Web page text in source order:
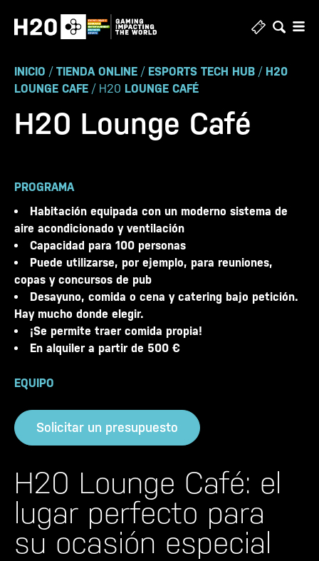
INICIO / TIENDA ONLINE / ESPORTS TECH HUB / H20
LOUNGE CAFE / H20 LOUNGE CAFÉ
H20 Lounge Café
PROGRAMA
Habitación equipada con un moderno sistema de
aire acondicionado y ventilación
Capacidad para 100 personas
Puede utilizarse, por ejemplo, para reuniones,
copas y concursos de pub
Desayuno, comida o cena y catering bajo petición.
Hay mucho donde elegir.
¡Se permite traer comida propia!
En alquiler a partir de 500 €
EQUIPO
Solicitar un presupuesto
H20 Lounge Café: el
lugar perfecto para
su ocasión especial